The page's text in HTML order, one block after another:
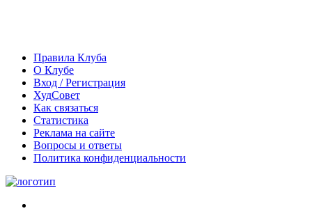
Правила Клуба
О Клубе
Вход / Регистрация
ХудСовет
Как связаться
Статистика
Реклама на сайте
Вопросы и ответы
Политика конфиденциальности